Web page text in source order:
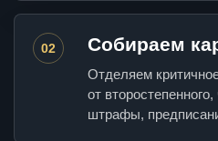
02 Собираем
Отделяем
от
штрафы,